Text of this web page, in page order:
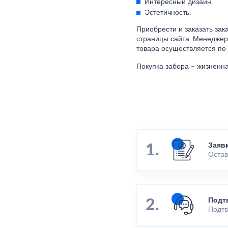
Интересный дизайн.
Эстетичность.
Приобрести и заказать
страницы сайта.
товара осуществляется по
Покупка забора –